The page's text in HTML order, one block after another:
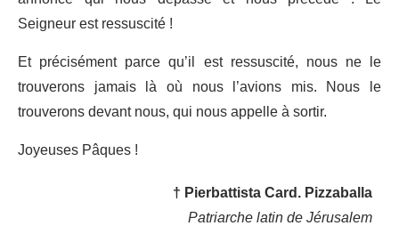
Seigneur est ressuscité !
Et précisément parce qu’il est ressuscité, nous ne le
trouverons jamais là où nous l’avions mis. Nous le
trouverons devant nous, qui nous appelle à sortir.
Joyeuses Pâques !
† Pierbattista Card. Pizzaballa
Patriarche latin de Jérusalem